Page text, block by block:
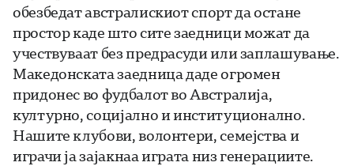
обезбедат австралискиот спорт да остане
простор каде што сите заедници можат да
учествуваат без предрасуди или заплашување.
Македонската заедница даде огромен
придонес во фудбалот во Австралија,
културно, социјално и институционално.
Нашите клубови, волонтери, семејства и
играчи ја зајакнаа играта низ генерациите.